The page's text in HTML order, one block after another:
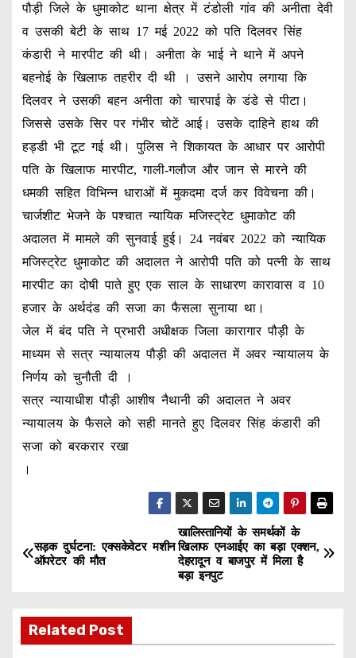
पौड़ी जिले के धुमाकोट थाना क्षेत्र में टंडोली गांव की अनीता देवी
व उसकी बेटी के साथ 17 मई 2022 को पति दिलवर सिंह
कंडारी ने मारपीट की थी। अनीता के भाई ने थाने में अपने
बहनोई के खिलाफ तहरीर दी थी । उसने आरोप लगाया कि
दिलवर ने उसकी बहन अनीता को चारपाई के डंडे से पीटा।
जिससे उसके सिर पर गंभीर चोटें आई। उसके दाहिने हाथ की
हड्डी भी टूट गई थी। पुलिस ने शिकायत के आधार पर आरोपी
पति के खिलाफ मारपीट, गाली-गलौज और जान से मारने की
धमकी सहित विभिन्न धाराओं में मुकदमा दर्ज कर विवेचना की।
चार्जशीट भेजने के पश्चात न्यायिक मजिस्ट्रेट धुमाकोट की
अदालत में मामले की सुनवाई हुई। 24 नवंबर 2022 को न्यायिक
मजिस्ट्रेट धुमाकोट की अदालत ने आरोपी पति को पत्नी के साथ
मारपीट का दोषी पाते हुए एक साल के साधारण कारावास व 10
हजार के अर्थदंड की सजा का फैसला सुनाया था।
जेल में बंद पति ने प्रभारी अधीक्षक जिला कारागार पौड़ी के
माध्यम से सत्र न्यायालय पौड़ी की अदालत में अवर न्यायालय के
निर्णय को चुनौती दी ।
सत्र न्यायाधीश पौड़ी आशीष नैथानी की अदालत ने अवर
न्यायालय के फैसले को सही मानते हुए दिलवर सिंह कंडारी की
सजा को बरकरार रखा
।
P
o
t
खालिस्तानियों के समर्थकों के
खिलाफ एनआईए का बड़ा एक्शन,
देहरादून व बाजपुर में मिला है
बड़ा इनपुट
सड़क दुर्घटना: एक्सकेवेटर मशीन
ऑपरेटर की मौत
Related Post